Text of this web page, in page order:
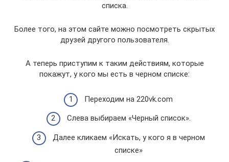
списка.
Более того, на этом сайте можно посмотреть скрытых
друзей другого пользователя.
А теперь приступим к таким действиям, которые
покажут, у кого мы есть в черном списке:
Переходим на 220vk.com
Слева выбираем «Черный список».
Далее кликаем «Искать, у кого я в черном
списке»